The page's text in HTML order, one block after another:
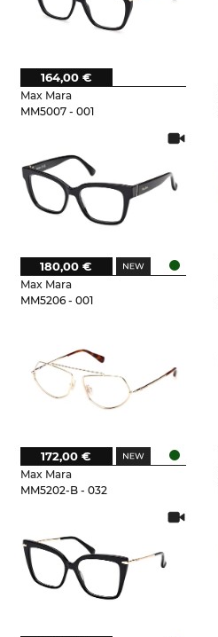
Max Mara
MM5007 - 001
164,00 €
Max Mara
MM5206 - 001
180,00 €
Max Mara
MM5202-B - 032
172,00 €